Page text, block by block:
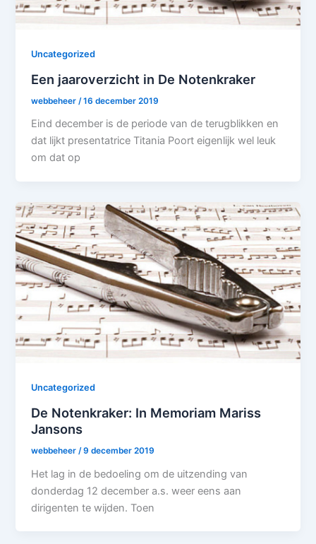
Uncategorized
Een jaaroverzicht in De Notenkraker
webbeheer /16 december 2019
Eind december is de periode van de terugblikken en
dat lijkt presentatrice Titania Poort eigenlijk wel leuk
om dat op
Uncategorized
De Notenkraker: In Memoriam Mariss
Jansons
webbeheer /9 december 2019
Het lag in de bedoeling om de uitzending van
donderdag 12 december a.s. weer eens aan
dirigenten te wijden. Toen